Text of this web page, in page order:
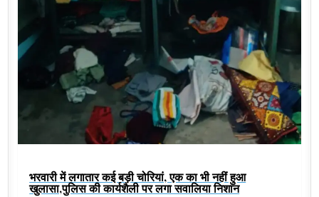
भरवारी में लगातार कई बड़ी चोरियां, एक का भी नहीं हुआ
खुलासा,पुलिस की कार्यशैली पर लगा सवालिया निशान